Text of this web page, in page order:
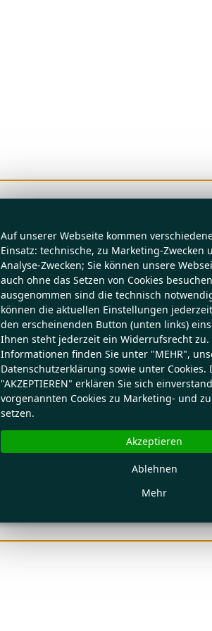
Auf unserer Webseite kommen
Einsatz: technische, zu Marketing-Zwecken
Analyse-Zwecken; Sie können unsere
auch ohne das Setzen von Cookies
ausgenommen sind die technisch
können die aktuellen Einstellungen
den erscheinenden Button (unten links)
Ihnen steht jederzeit ein Widerrufsrecht zu.
Informationen finden Sie unter "MEHR",
Datenschutzerklärung sowie unter Cookies.
"AKZEPTIEREN" erklären Sie sich
vorgenannten Cookies zu Marketing- und
setzen.
Mehr
Ablehnen
Akzeptieren